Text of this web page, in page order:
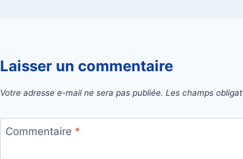
Laisser un commentaire
Votre adresse e-mail ne sera pas publiée. Les champs
Commentaire *